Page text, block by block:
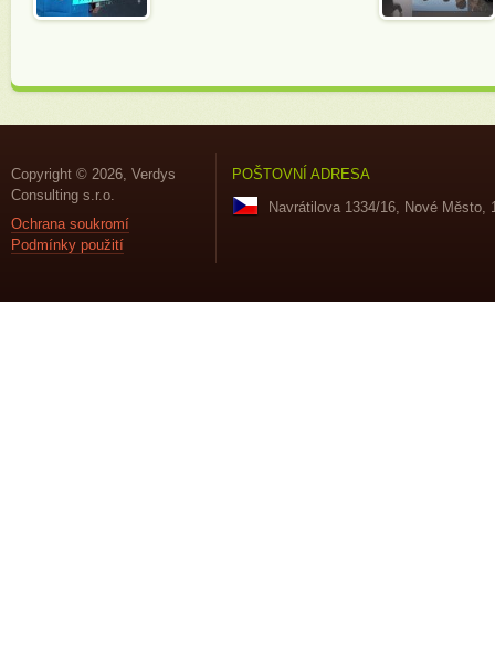
Copyright © 2026, Verdys
Consulting s.r.o.
Ochrana soukromí
Podmínky použití
POŠTOVNÍ ADRESA
Navrátilova 1334/16, Nové Město,